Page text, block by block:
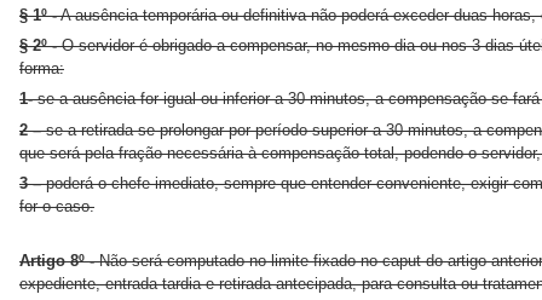
§ 1º -A ausência temporária ou definitiva não poderá exceder duas
§ 2º -O servidor é obrigado a compensar, no mesmo dia ou nos 3 dias
forma:
1-se a ausência for igual ou inferior a 30 minutos, a compensação se
2 –se a retirada se prolongar por período superior a 30 minutos, a
que será pela fração necessária à compensação total, podendo o
3 –poderá o chefe imediato, sempre que entender conveniente, exigir
for o caso.
Artigo 8º -Não será computado no limite fixado no caput do artigo
expediente, entrada tardia e retirada antecipada, para consulta ou